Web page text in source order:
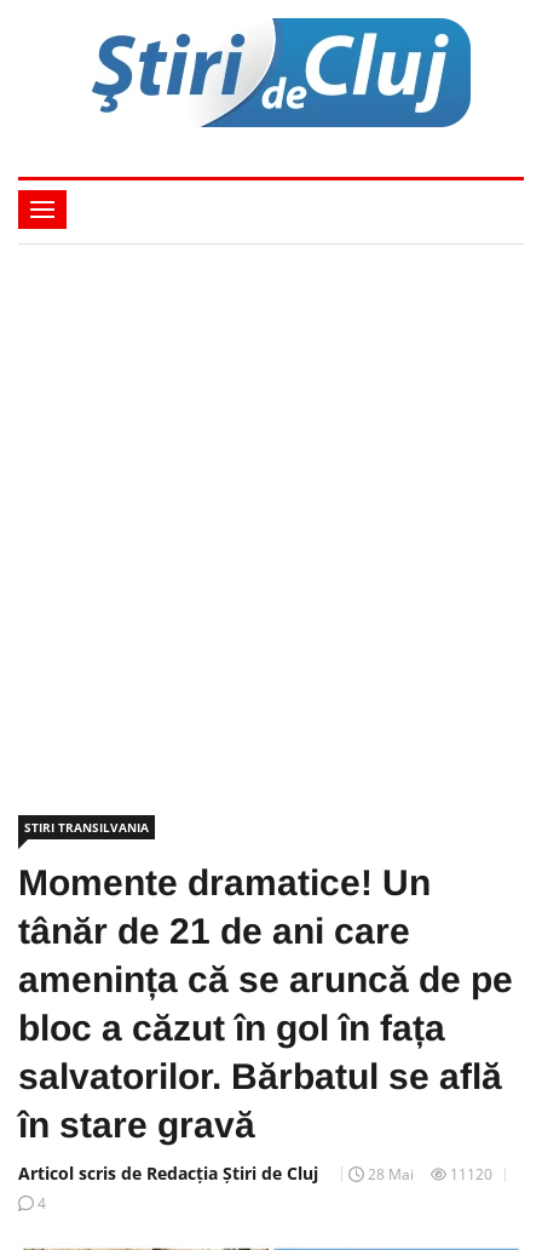
STIRI TRANSILVANIA
Momente dramatice! Un
tânăr de 21 de ani care
amenința că se aruncă de pe
bloc a căzut în gol în fața
salvatorilor. Bărbatul se află
în stare gravă
Articol scris de Redacția Știri de Cluj 28 Mai
11120
4